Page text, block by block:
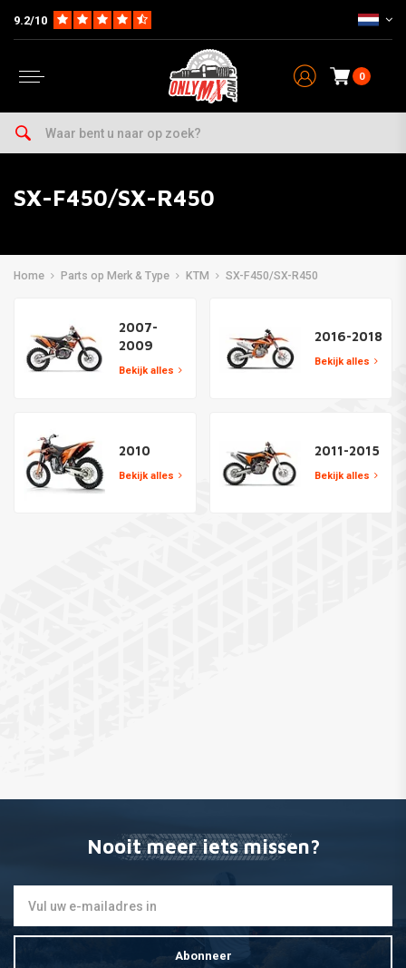
9.2/10
0
SX-F450/SX-R450
Home Parts op Merk & Type KTM SX-F450/SX-R450
2007-
2009
Bekijk alles
2016-2018
Bekijk alles
2010
Bekijk alles
2011-2015
Bekijk alles
Nooit meer iets missen?
Abonneer